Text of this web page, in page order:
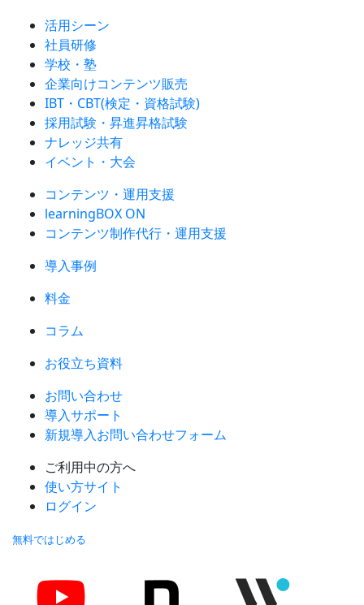
活用シーン
社員研修
学校・塾
企業向けコンテンツ販売
IBT・CBT(検定・資格試験)
採用試験・昇進昇格試験
ナレッジ共有
イベント・大会
コンテンツ・運用支援
learningBOX ON
コンテンツ制作代行・運用支援
導入事例
料金
コラム
お役立ち資料
お問い合わせ
導入サポート
新規導入お問い合わせフォーム
ご利用中の方へ
使い方サイト
ログイン
無料ではじめる